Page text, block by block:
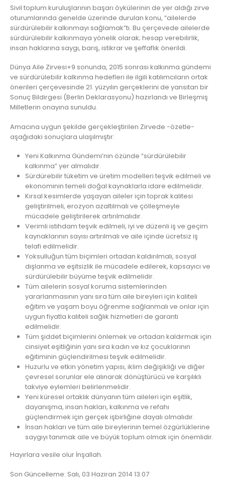
Sivil toplum kuruluşlarının başarı öykülerinin de yer aldığı zirve
oturumlarında genelde üzerinde durulan konu, “ailelerde
sürdürülebilir kalkınmayı sağlamak”tı. Bu çerçevede ailelerde
sürdürülebilir kalkınmaya yönelik olarak; hesap verebilirlik,
insan haklarına saygı, barış, istikrar ve şeffaflık önerildi.
Dünya Aile Zirvesi+9 sonunda, 2015 sonrası kalkınma gündemi
ve sürdürülebilir kalkınma hedefleri ile ilgili katılımcıların ortak
önerileri çerçevesinde 21. yüzyılın gerçeklerini de yansıtan bir
Sonuç Bildirgesi (Berlin Deklarasyonu) hazırlandı ve Birleşmiş
Milletlerin onayına sunuldu.
Amacına uygun şekilde gerçekleştirilen Zirvede -özetle-
aşağıdaki sonuçlara ulaşılmıştır:
Yeni Kalkınma Gündemi’nin özünde “sürdürülebilir
kalkınma” yer almalıdır.
Sürdürebilir tüketim ve üretim modelleri teşvik edilmeli ve
ekonominin temeli doğal kaynaklarla idare edilmelidir.
Kırsal kesimlerde yaşayan aileler için toprak kalitesi
geliştirilmeli, erozyon azaltılmalı ve çölleşmeyle
mücadele geliştirilerek artırılmalıdır.
Verimli istihdam teşvik edilmeli, iyi ve düzenli iş ve geçim
kaynaklarının sayısı artırılmalı ve aile içinde ücretsiz iş
telafi edilmelidir.
Yoksulluğun tüm biçimleri ortadan kaldırılmalı, sosyal
dışlanma ve eşitsizlik ile mücadele edilerek, kapsayıcı ve
sürdürülebilir büyüme teşvik edilmelidir.
Tüm ailelerin sosyal koruma sistemlerinden
yararlanmasının yanı sıra tüm aile bireyleri için kaliteli
eğitim ve yaşam boyu öğrenme sağlanmalı ve onlar için
uygun fiyatla kaliteli sağlık hizmetleri de garanti
edilmelidir.
Tüm şiddet biçimlerini önlemek ve ortadan kaldırmak için
cinsiyet eşitliğinin yanı sıra kadın ve kız çocuklarının
eğitiminin güçlendirilmesi teşvik edilmelidir.
Huzurlu ve etkin yönetim yapısı, iklim değişikliği ve diğer
çevresel sorunlar ele alınarak dönüştürücü ve karşılıklı
takviye eylemleri belirlenmelidir.
Yeni küresel ortaklık dünyanın tüm aileleri için eşitlik,
dayanışma, insan hakları, kalkınma ve refahı
güçlendirmek için gerçek işbirliğine dayalı olmalıdır.
İnsan hakları ve tüm aile bireylerinin temel özgürlüklerine
saygıyı tanımak aile ve büyük toplum olmak için önemlidir.
Hayırlara vesile olur İnşallah.
Son Güncelleme: Salı, 03 Haziran 2014 13:07